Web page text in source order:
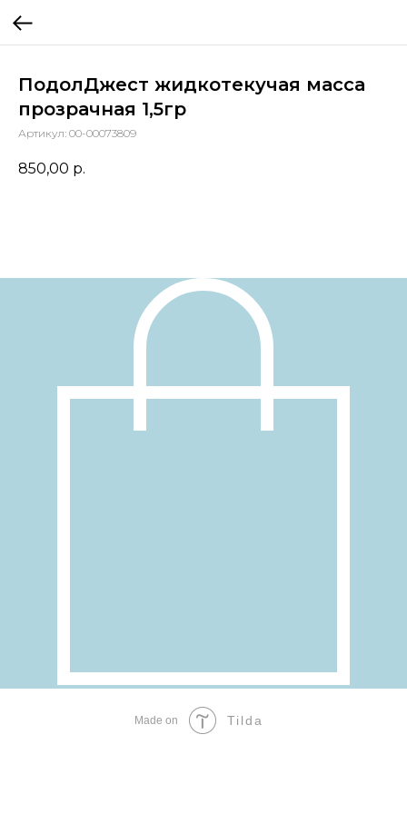
ПодолДжест жидкотекучая масса
прозрачная 1,5гр
Артикул: 00-00073809
850,00 р.
Made on Tilda